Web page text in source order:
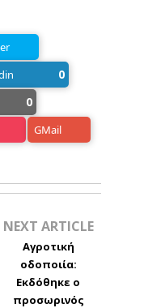
0
0
GMail
NEXT ARTICLE
Αγροτική
οδοποιία:
Εκδόθηκε ο
προσωρινός